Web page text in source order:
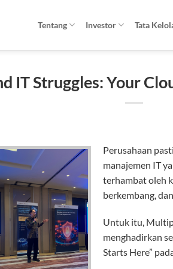
Tentang Investor Tata
IT Struggles: Your
Perusahaan
manajemen IT
terhambat oleh
berkembang,
Untuk itu,
menghadirkan
Starts Here”